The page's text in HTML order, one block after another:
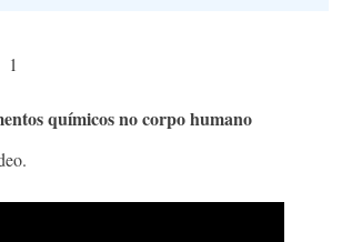
1
químicos no corpo humano